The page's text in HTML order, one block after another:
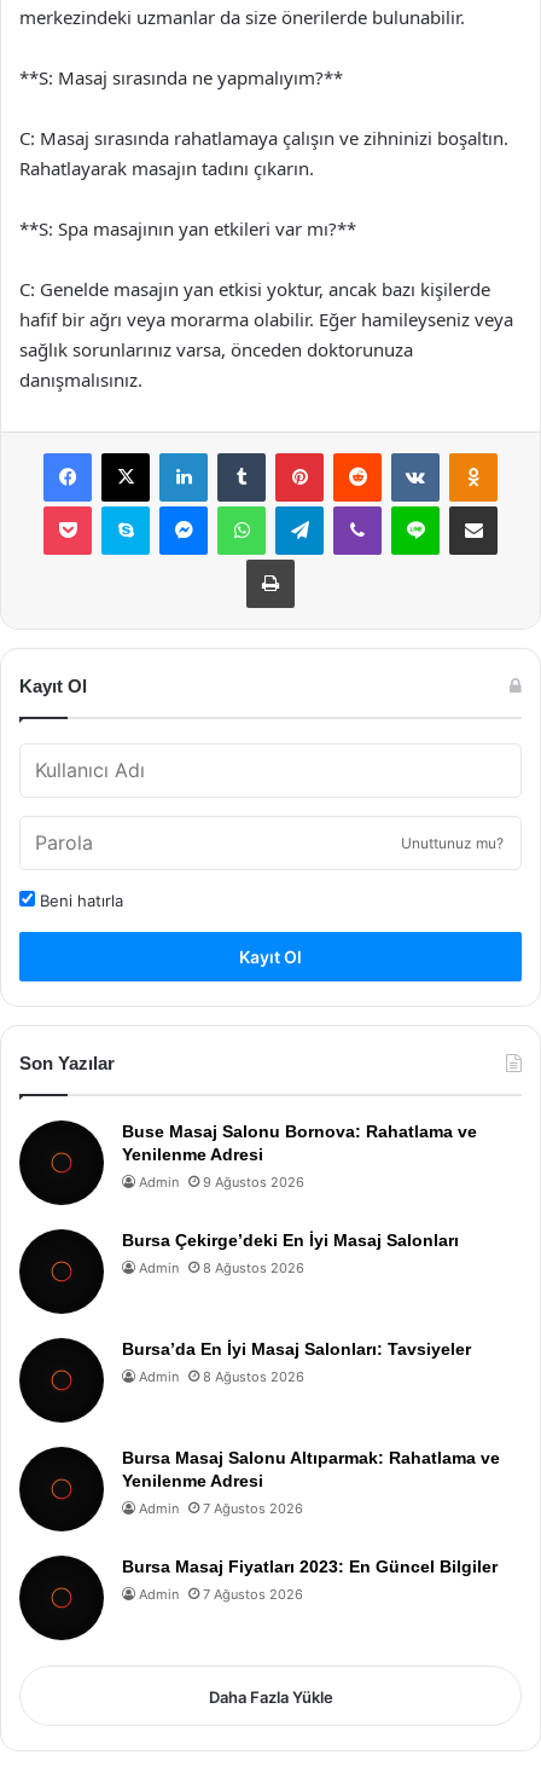
merkezindeki uzmanlar da size önerilerde bulunabilir.
**S: Masaj sırasında ne yapmalıyım?**
C: Masaj sırasında rahatlamaya çalışın ve zihninizi boşaltın.
Rahatlayarak masajın tadını çıkarın.
**S: Spa masajının yan etkileri var mı?**
C: Genelde masajın yan etkisi yoktur, ancak bazı kişilerde
hafif bir ağrı veya morarma olabilir. Eğer hamileyseniz veya
sağlık sorunlarınız varsa, önceden doktorunuza
danışmalısınız.
Facebook
X LinkedInTumblr PinterestReddit VKontakte
Pocket Skype MessengerWhatsAppTelegramViber Line E-Posta ile
Yazdır
Kayıt Ol
Unuttunuz mu?
Beni hatırla
Kayıt Ol
Son Yazılar
Buse Masaj Salonu Bornova: Rahatlama ve
Yenilenme Adresi
Admin 9 Ağustos 2026
Bursa Çekirge’deki En İyi Masaj Salonları
Admin 8 Ağustos 2026
Bursa’da En İyi Masaj Salonları: Tavsiyeler
Admin 8 Ağustos 2026
Bursa Masaj Salonu Altıparmak: Rahatlama ve
Yenilenme Adresi
Admin 7 Ağustos 2026
Bursa Masaj Fiyatları 2023: En Güncel Bilgiler
Admin 7 Ağustos 2026
Daha Fazla Yükle